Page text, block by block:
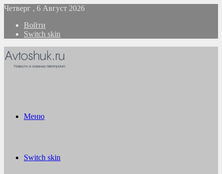
Четверг , 6 Август 2026
Войти
Switch skin
Меню
Switch skin